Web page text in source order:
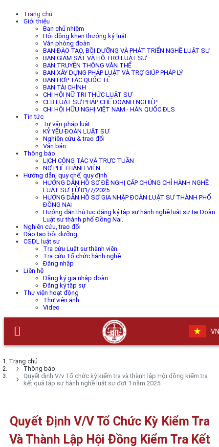
Trang chủ
Giới thiệu
Ban chủ nhiệm
Hội đồng khen thưởng kỷ luật
Văn phòng đoàn
BAN ĐÀO TẠO, BỒI DƯỠNG VÀ PHÁT TRIỂN NGHỀ LUẬT SƯ
BAN GIÁM SÁT VÀ HỖ TRỢ LUẬT SƯ
BAN TRUYỀN THÔNG VĂN THỂ
BAN XÂY DỰNG PHÁP LUẬT VÀ TRỢ GIÚP PHÁP LÝ
BAN HỢP TÁC QUỐC TẾ
BAN TÀI CHÍNH
CHI HỘI NỮ TRI THỨC LUẬT SƯ
CLB LUẬT SƯ PHÁP CHẾ DOANH NGHIỆP
CHI HỘI HỮU NGHỊ VIỆT NAM - HÀN QUỐC ĐLS
Tin tức
Tư vấn pháp luật
KỶ YẾU ĐOÀN LUẬT SƯ
Nghiên cứu & trao đổi
Văn bản
Thông báo
LỊCH CÔNG TÁC VÀ TRỰC TUẦN
NỢ PHÍ THÀNH VIÊN
Hướng dẫn, quy chế, quy định
HƯỚNG DẪN HỒ SƠ ĐỀ NGHỊ CẤP CHỨNG CHỈ HÀNH NGHỀ
LUẬT SƯ TỪ 01/7/2025
HƯỚNG DẪN HỒ SƠ GIA NHẬP ĐOÀN LUẬT SƯ THÀNH PHỐ
ĐỒNG NAI
Hướng dẫn thủ tục đăng ký tập sự hành nghề luật sư tại Đoàn
Luật sư thành phố Đồng Nai.
Nghiên cứu, trao đổi
Đào tạo bồi dưỡng
CSDL luật sư
Tra cứu Luật sư thành viên
Tra cứu Tổ chức hành nghề
Đăng nhập
Liên hệ
Đăng ký gia nhập đoàn
Đăng ký tập sự
Thư viện hoạt động
Thư viện ảnh
Video
VN
Trang chủ
Thông báo
Quyết định V/v Tổ chức kỳ kiểm tra và thành lập Hội đồng kiểm tra
kết quả tập sự hành nghề luật sư đợt 1 năm 2025
Quyết Định V/v Tổ Chức Kỳ Kiểm Tra
Và Thành Lập Hội Đồng Kiểm Tra Kết